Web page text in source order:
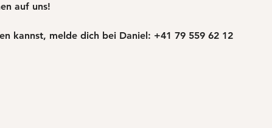
auf uns!
kannst, melde dich bei Daniel: +41 79 559 62 12